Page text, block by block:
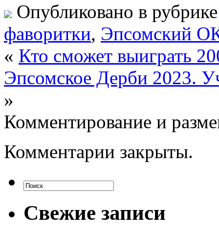
Опубликовано в
фаворитки, Эпсомский
« Кто сможет выиграть
Эпсомское Дерби 2023.
»
Комментирование и
Комментарии закрыты.
Свежие записи